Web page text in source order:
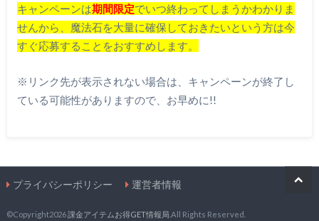
キャンペーンは期間限定でいつ終わってしまうかわかりま
せんから、魔法石を大量に確保しておきたいという方は今
すぐ応募することをおすすめします。
※リンク先が表示されない場合は、キャンペーンが終了し
ている可能性がありますので、お早めに!!
プライバシーポリシー 運営者情報
©Copyright2026課金アイテムお得GET情報局 .All Rights Reserved.